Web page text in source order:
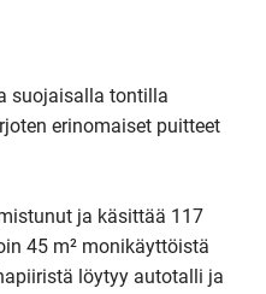
suojaisalla tontilla
erinomaiset puitteet
ja käsittää 117
45 m² monikäyttöistä
löytyy autotalli ja